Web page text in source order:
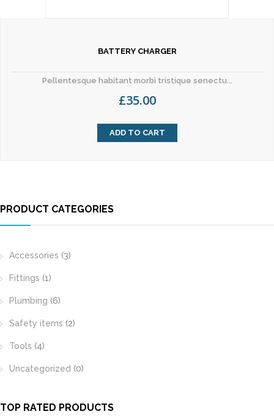
BATTERY CHARGER
Pellentesque habitant morbi tristique senectu...
£35.00
ADD TO CART
PRODUCT CATEGORIES
Accessories (3)
Fittings (1)
Plumbing (6)
Safety items (2)
Tools (4)
Uncategorized (0)
TOP RATED PRODUCTS